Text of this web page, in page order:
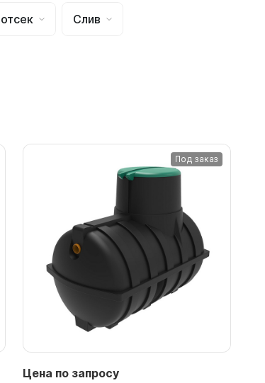
Слив
Под заказ
Цена по запросу